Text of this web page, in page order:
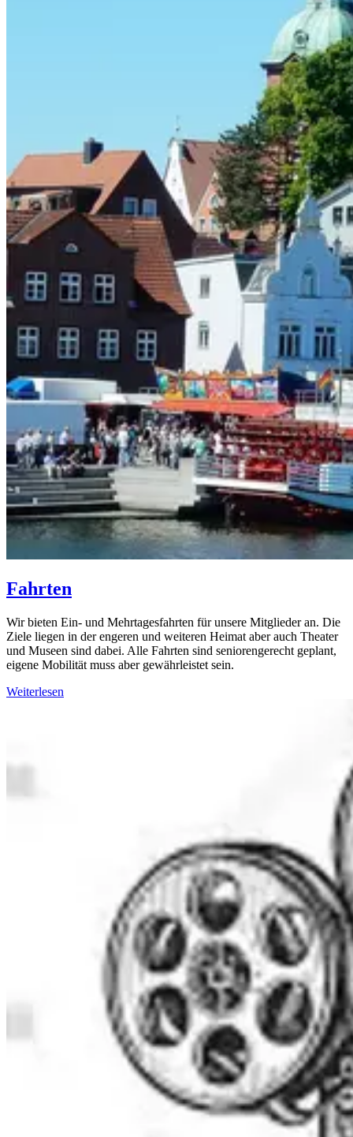
Fahrten
Wir bieten Ein- und Mehrtagesfahrten für unsere Mitglieder an. Die
Ziele liegen in der engeren und weiteren Heimat aber auch Theater
und Museen sind dabei. Alle Fahrten sind seniorengerecht geplant,
eigene Mobilität muss aber gewährleistet sein.
Weiterlesen